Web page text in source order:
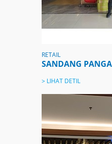
RETAIL
SANDANG
> LIHAT DETIL